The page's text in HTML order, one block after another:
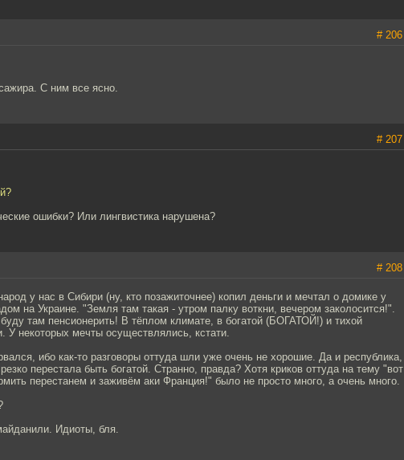
# 206
С ним все ясно.
# 207
ошибки? Или лингвистика нарушена?
# 208
у нас в Сибири (ну, кто позажиточнее) копил деньги и мечтал о домике у
на Украине. "Земля там такая - утром палку воткни, вечером заколосится!".
там пенсионерить! В тёплом климате, в богатой (БОГАТОЙ!) и тихой
У некоторых мечты осуществлялись, кстати.
ибо как-то разговоры оттуда шли уже очень не хорошие. Да и республика,
перестала быть богатой. Странно, правда? Хотя криков оттуда на тему "вот
перестанем и заживём аки Франция!" было не просто много, а очень много.
Идиоты, бля.